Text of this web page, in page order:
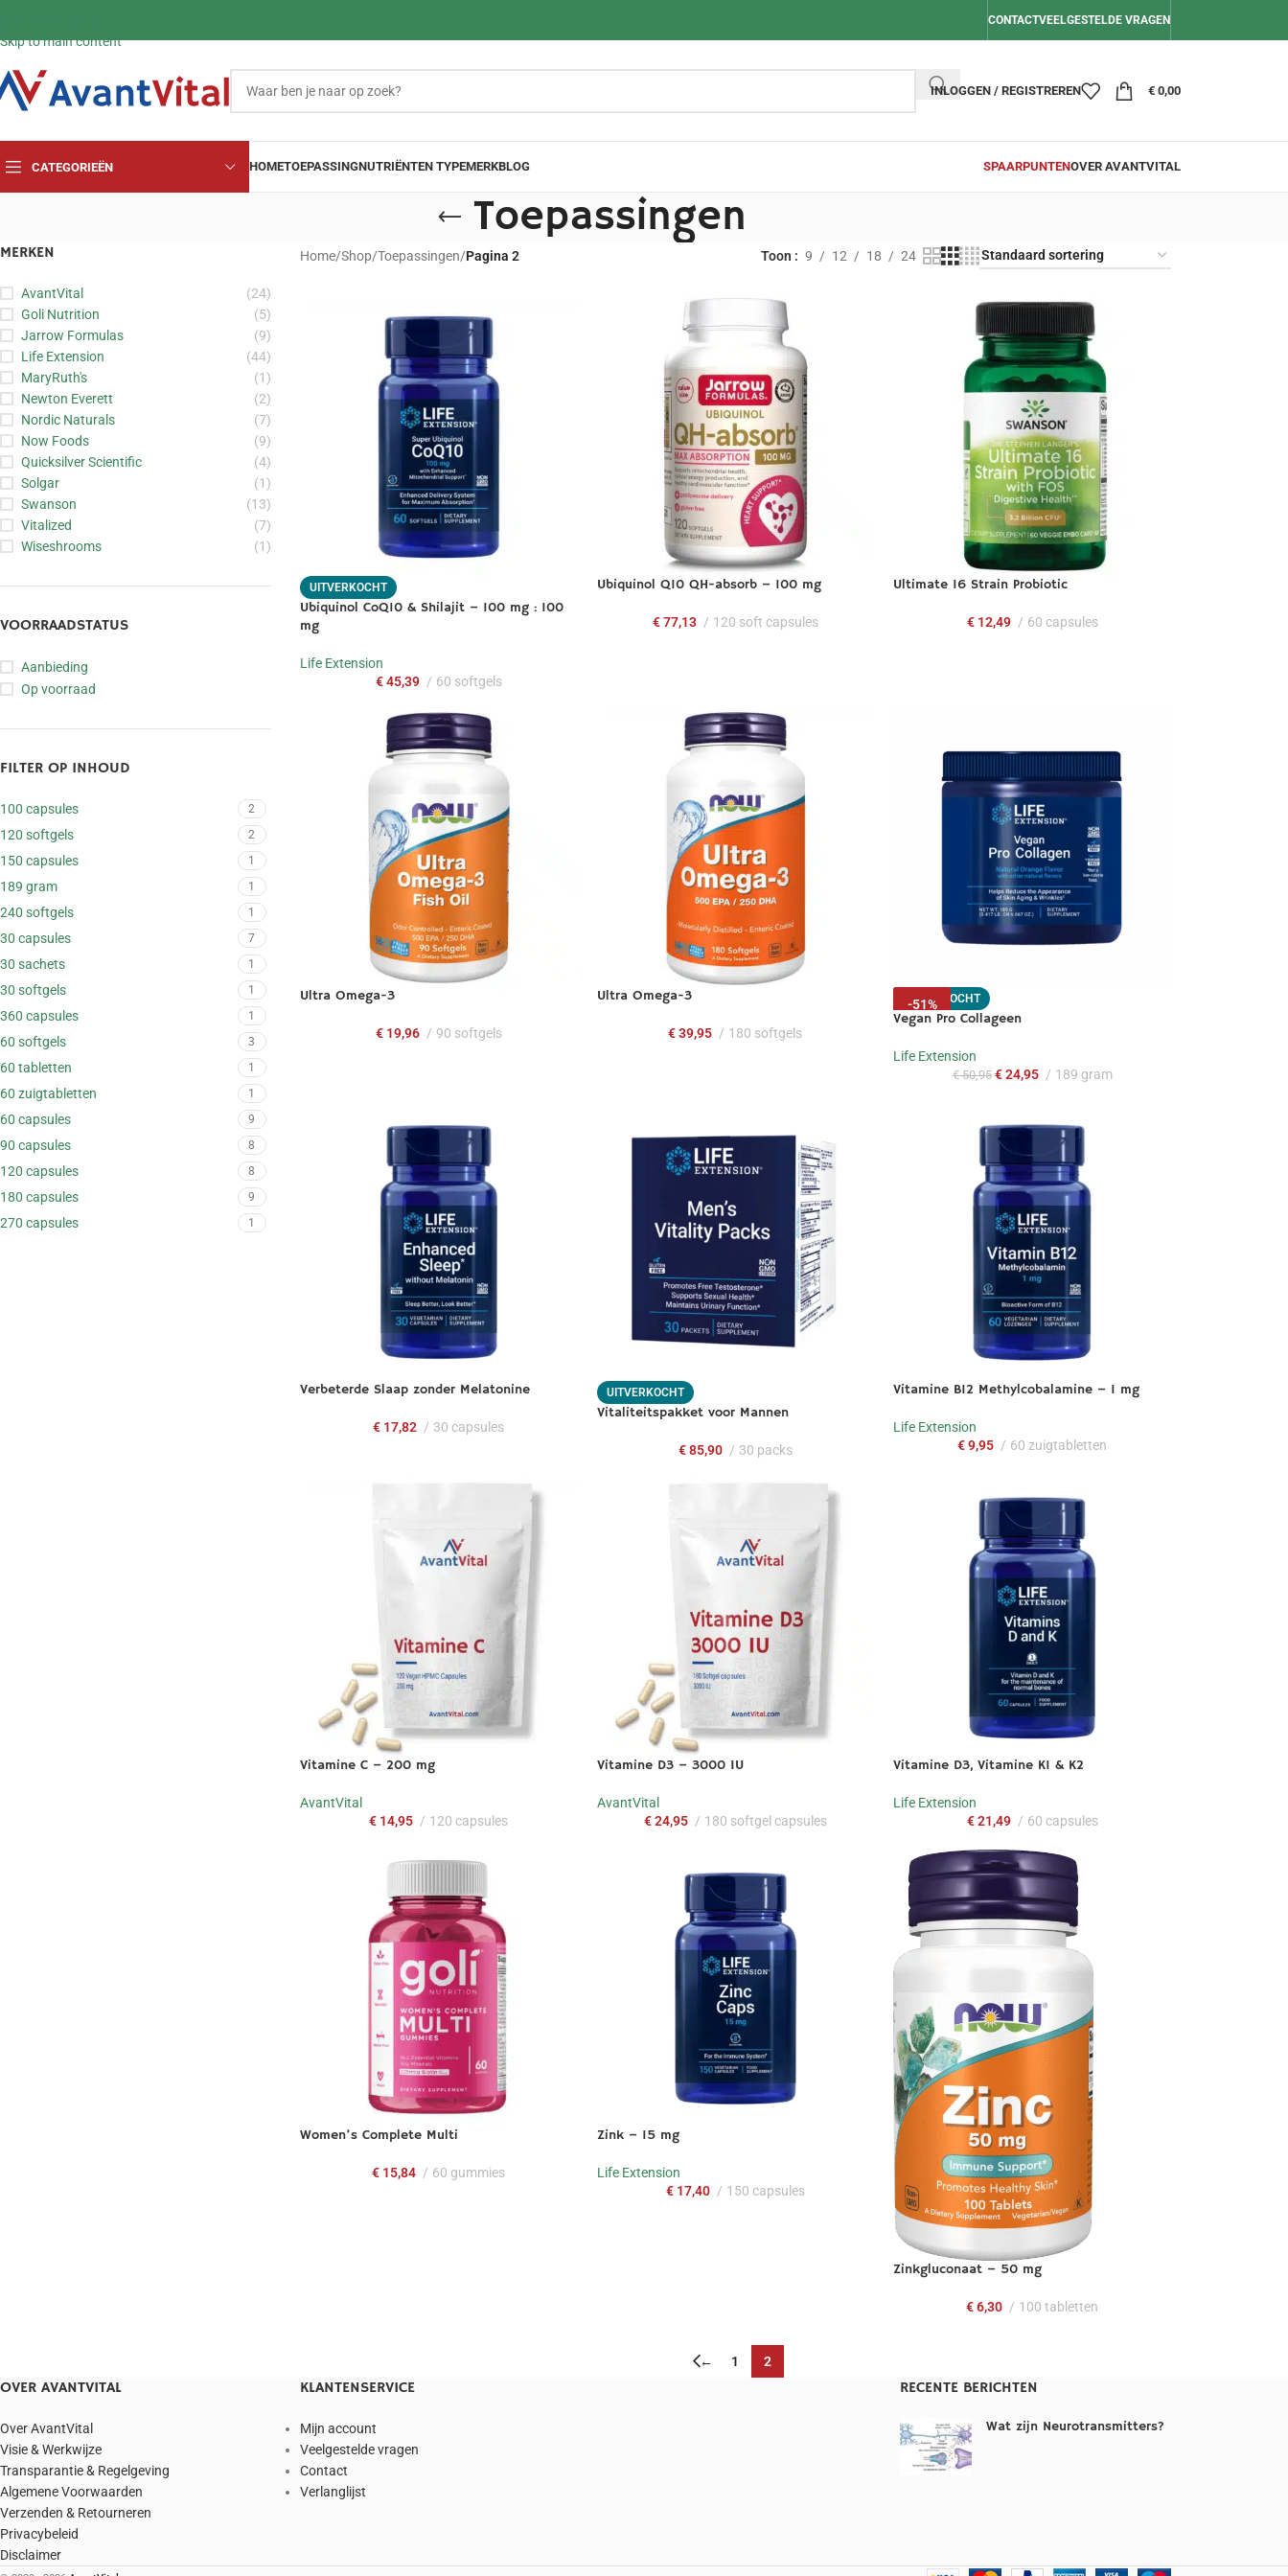
Skip to main content
CONTACTVEELGESTELDE VRAGEN
INLOGGEN / REGISTREREN € 0,00
CATEGORIEËN HOMETOEPASSINGNUTRIËNTEN TYPEMERKBLOG SPAARPUNTENOVER AVANTVITAL
Toepassingen
MERKEN
AvantVital
(24)
Goli Nutrition
(5)
Jarrow Formulas
(9)
Life Extension
(44)
MaryRuth's
(1)
Newton Everett
(2)
Nordic Naturals
(7)
Now Foods
(9)
Quicksilver Scientific
(4)
Solgar
(1)
Swanson
(13)
Vitalized
(7)
Wiseshrooms
(1)
VOORRAADSTATUS
Aanbieding
Op voorraad
FILTER OP INHOUD
100 capsules 2
120 softgels 2
150 capsules 1
189 gram 1
240 softgels 1
30 capsules 7
30 sachets 1
30 softgels 1
360 capsules 1
60 softgels 3
60 tabletten 1
60 zuigtabletten 1
60 capsules 9
90 capsules 8
120 capsules 8
180 capsules 9
270 capsules 1
Home/Shop/Toepassingen/Pagina 2 Toon 9 12 18 24
UITVERKOCHT
Ubiquinol CoQ10 & Shilajit – 100 mg : 100
mg
Life Extension
€45,39 60 softgels
Ubiquinol Q10 QH-absorb – 100 mg
€77,13 120 soft capsules
Ultimate 16 Strain Probiotic
€12,49 60 capsules
Ultra Omega-3
€19,96 90 softgels
Ultra Omega-3
€39,95 180 softgels
-51%
UITVERKOCHT
Vegan Pro Collageen
Life Extension
€50,95 €24,95 189 gram
Verbeterde Slaap zonder Melatonine
€ 17,82 30 capsules
UITVERKOCHT
Vitaliteitspakket voor Mannen
€85,90 30 packs
Vitamine B12 Methylcobalamine – 1 mg
Life Extension
€9,95 60 zuigtabletten
Vitamine C – 200 mg
AvantVital
€ 14,95 120 capsules
Vitamine D3 – 3000 IU
AvantVital
€24,95 180 softgel capsules
Vitamine D3, Vitamine K1 & K2
Life Extension
€21,49 60 capsules
Women’s Complete Multi
€ 15,84 60 gummies
Zink – 15 mg
Life Extension
€17,40 150 capsules
Zinkgluconaat – 50 mg
€6,30 100 tabletten
← 1 2
OVER AVANTVITAL
Over AvantVital
Visie & Werkwijze
Transparantie & Regelgeving
Algemene Voorwaarden
Verzenden & Retourneren
Privacybeleid
Disclaimer
KLANTENSERVICE
Mijn account
Veelgestelde vragen
Contact
Verlanglijst
RECENTE BERICHTEN
Wat zijn Neurotransmitters?